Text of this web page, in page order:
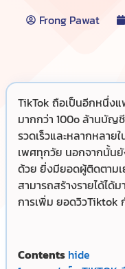
Frong Pawat
TikTok ถือเป็นอีกหนึ่ง
มากกว่า 100o ล้านบัญ
รวดเร็วและหลากหลาย
เพศทุกวัย นอกจากนั้นยั
ด้วย ยิ่งมียอดผู้ติดตามเ
สามารถสร้างรายได้ได้
การเพิ่ม ยอดวิวTiktok
Contents hide